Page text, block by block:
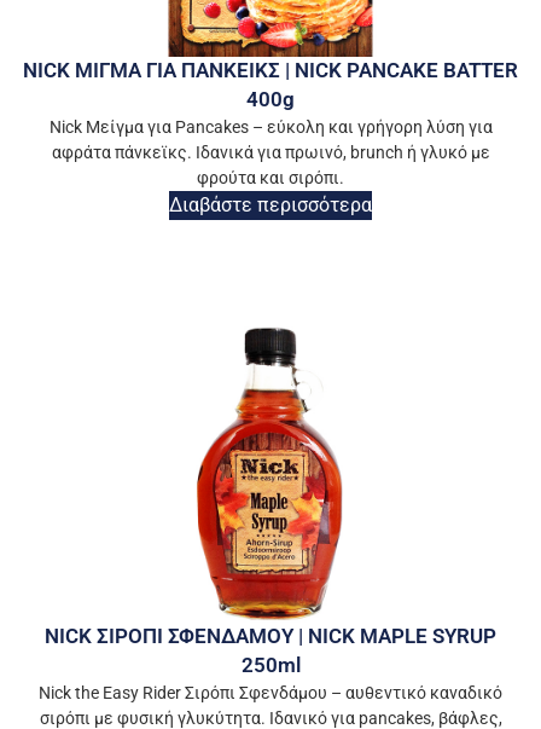
NICK ΜΙΓΜΑ ΓΙΑ ΠΑΝΚΕΙΚΣ | NICK PANCAKE BATTER
400g
Nick Μείγμα για Pancakes – εύκολη και γρήγορη λύση για
αφράτα πάνκεϊκς. Ιδανικά για πρωινό, brunch ή γλυκό με
φρούτα και σιρόπι.
Διαβάστε περισσότερα
NICK ΣΙΡΟΠΙ ΣΦΕΝΔΑΜΟΥ | NICK MAPLE SYRUP
250ml
Nick the Easy Rider Σιρόπι Σφενδάμου – αυθεντικό καναδικό
σιρόπι με φυσική γλυκύτητα. Ιδανικό για pancakes, βάφλες,